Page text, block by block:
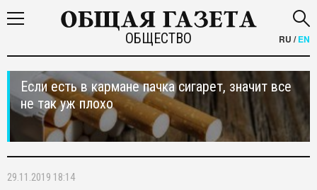
ОБЩЕСТВО RU /EN
Если есть в кармане пачка сигарет, значит все
не так уж плохо
29.11.2019 18:14